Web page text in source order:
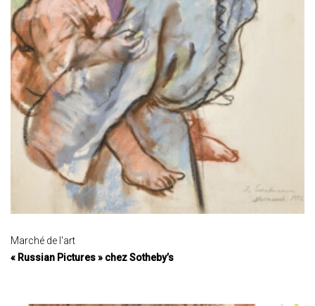
Marché de l'art
« Russian Pictures » chez Sotheby’s